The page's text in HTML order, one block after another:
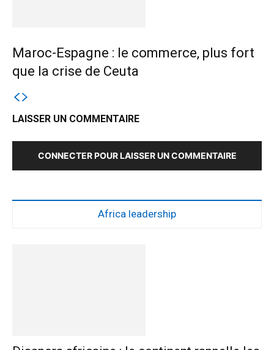
Maroc-Espagne : le commerce, plus fort
que la crise de Ceuta
LAISSER UN COMMENTAIRE
CONNECTER POUR LAISSER UN COMMENTAIRE
Africa leadership